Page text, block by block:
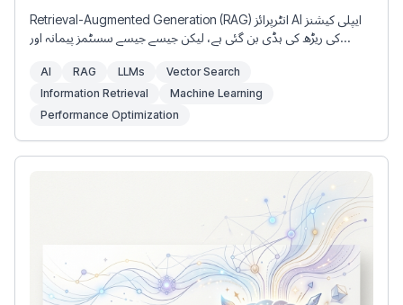
Retrieval-Augmented Generation (RAG) انٹرپرائز AI ایپلی کیشنز
کی ریڑھ کی ہڈی بن گئی ہے، لیکن جیسے جیسے سسٹمز پیمانہ اور
جاتے ہیں۔ سست، غلط RAG سسٹم اور اعلی کارکردگی والے نظام کے
درمیان فرق اکثر بازیافت کی حکمت عملی پر آتا ہے۔
AI RAG LLMs
Vector Search
Information Retrieval
Machine Learning
Performance Optimization